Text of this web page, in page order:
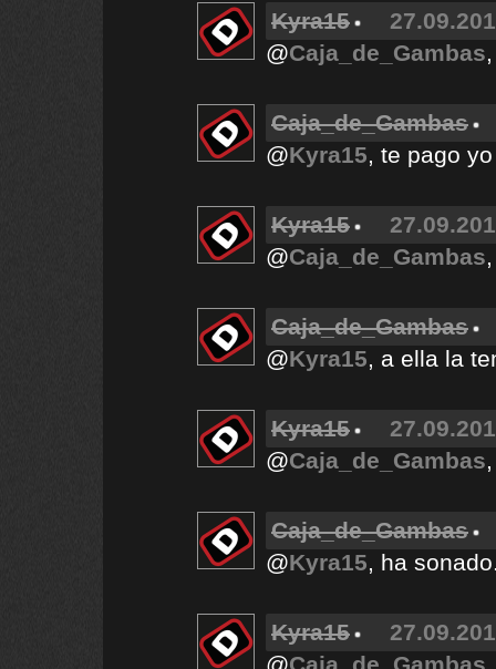
Kyra15
@Caja_de_Gambas
Caja_de_Gambas
@Kyra15, te pago
Kyra15
@Caja_de_Gambas
Caja_de_Gambas
@Kyra15, a ella la
Kyra15
@Caja_de_Gambas
Caja_de_Gambas
@Kyra15, ha
Kyra15